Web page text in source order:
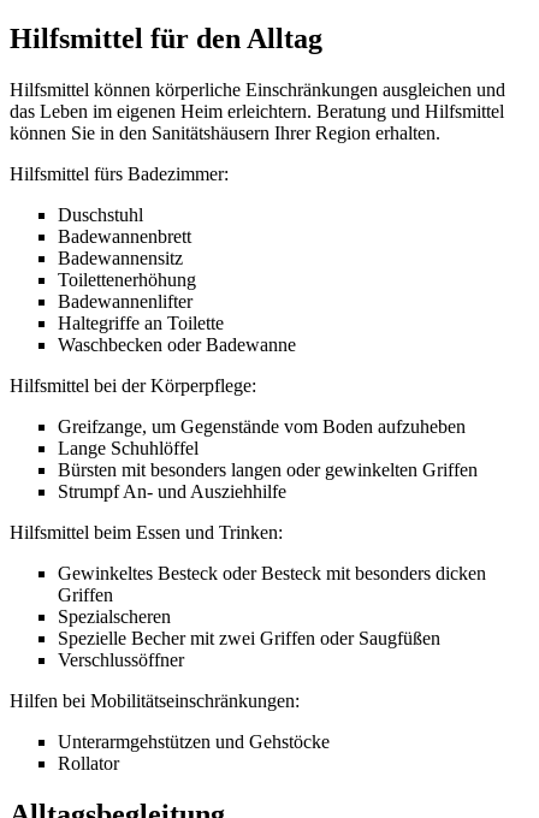
Hilfsmittel für den Alltag
Hilfsmittel können körperliche Einschränkungen ausgleichen und
das Leben im eigenen Heim erleichtern. Beratung und Hilfsmittel
können Sie in den Sanitätshäusern Ihrer Region erhalten.
Hilfsmittel fürs Badezimmer:
Duschstuhl
Badewannenbrett
Badewannensitz
Toilettenerhöhung
Badewannenlifter
Haltegriffe an Toilette
Waschbecken oder Badewanne
Hilfsmittel bei der Körperpflege:
Greifzange, um Gegenstände vom Boden aufzuheben
Lange Schuhlöffel
Bürsten mit besonders langen oder gewinkelten Griffen
Strumpf An- und Ausziehhilfe
Hilfsmittel beim Essen und Trinken:
Gewinkeltes Besteck oder Besteck mit besonders dicken
Griffen
Spezialscheren
Spezielle Becher mit zwei Griffen oder Saugfüßen
Verschlussöffner
Hilfen bei Mobilitätseinschränkungen:
Unterarmgehstützen und Gehstöcke
Rollator